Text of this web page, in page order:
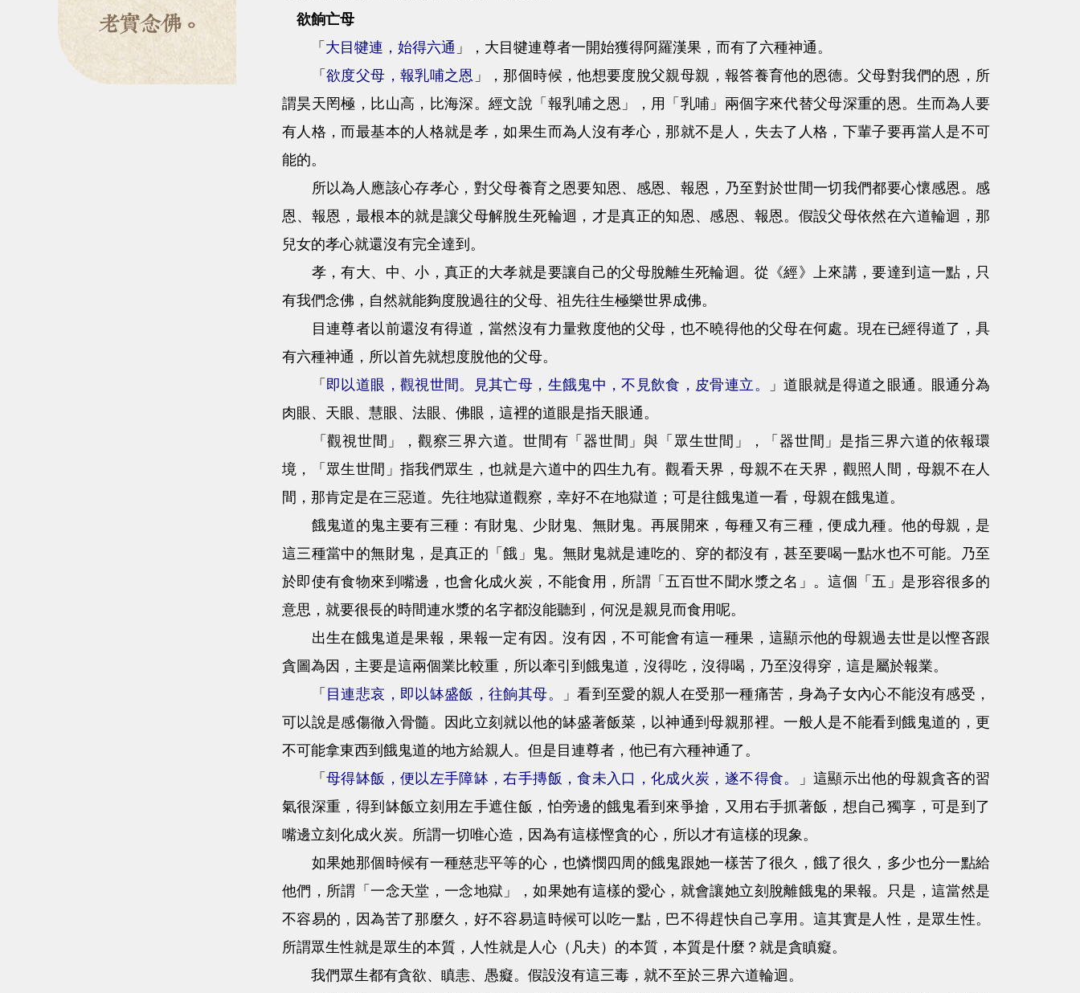
欲餉亡母
「 大目犍連，始得六通 」，大目犍連尊者一開始獲得阿羅漢果，而有了六種神通。
「欲度父母，報乳哺之恩 」，那個時候，他想要度脫父親母親，報答養育他的恩德。父母對我們的恩，所
謂昊天罔極，比山高，比海深。經文說「報乳哺之恩」，用「乳哺」兩個字來代替父母深重的恩。生而為人要
有人格，而最基本的人格就是孝，如果生而為人沒有孝心，那就不是人，失去了人格，下輩子要再當人是不可
能的。
所以為人應該心存孝心，對父母養育之恩要知恩、感恩、報恩，乃至對於世間一切我們都要心懷感恩。感
恩、報恩，最根本的就是讓父母解脫生死輪迴，才是真正的知恩、感恩、報恩。假設父母依然在六道輪迴，那
兒女的孝心就還沒有完全達到。
孝，有大、中、小，真正的大孝就是要讓自己的父母脫離生死輪迴。從《經》上來講，要達到這一點，只
有我們念佛，自然就能夠度脫過往的父母、祖先往生極樂世界成佛。
目連尊者以前還沒有得道，當然沒有力量救度他的父母，也不曉得他的父母在何處。現在已經得道了，具
有六種神通，所以首先就想度脫他的父母。
「 即以道眼，觀視世間。見其亡母，生餓鬼中，不見飲食，皮骨連立。
」道眼就是得道之眼通。眼通分為
肉眼、天眼、慧眼、法眼、佛眼，這裡的道眼是指天眼通。
「觀視世間」，觀察三界六道。世間有「器世間」與「眾生世間」，「器世間」是指三界六道的依報環
境，「眾生世間」指我們眾生，也就是六道中的四生九有。觀看天界，母親不在天界，觀照人間，母親不在人
間，那肯定是在三惡道。先往地獄道觀察，幸好不在地獄道；可是往餓鬼道一看，母親在餓鬼道。
餓鬼道的鬼主要有三種：有財鬼、少財鬼、無財鬼。再展開來，每種又有三種，便成九種。他的母親，是
這三種當中的無財鬼，是真正的「餓」鬼。無財鬼就是連吃的、穿的都沒有，甚至要喝一點水也不可能。乃至
於即使有食物來到嘴邊，也會化成火炭，不能食用，所謂「五百世不聞水漿之名」。這個「五」是形容很多的
意思，就要很長的時間連水漿的名字都沒能聽到，何況是親見而食用呢。
出生在餓鬼道是果報，果報一定有因。沒有因，不可能會有這一種果，這顯示他的母親過去世是以慳吝跟
貪圖為因，主要是這兩個業比較重，所以牽引到餓鬼道，沒得吃，沒得喝，乃至沒得穿，這是屬於報業。
「 目連悲哀，即以缽盛飯，往餉其母。
」看到至愛的親人在受那一種痛苦，身為子女內心不能沒有感受，
可以說是感傷徹入骨髓。因此立刻就以他的缽盛著飯菜，以神通到母親那裡。一般人是不能看到餓鬼道的，更
不可能拿東西到餓鬼道的地方給親人。但是目連尊者，他已有六種神通了。
「母得缽飯，便以左手障缽，右手摶飯，食未入口，化成火炭，遂不得食。
」這顯示出他的母親貪吝的習
氣很深重，得到缽飯立刻用左手遮住飯，怕旁邊的餓鬼看到來爭搶，又用右手抓著飯，想自己獨享，可是到了
嘴邊立刻化成火炭。所謂一切唯心造，因為有這樣慳貪的心，所以才有這樣的現象。
如果她那個時候有一種慈悲平等的心，也憐憫四周的餓鬼跟她一樣苦了很久，餓了很久，多少也分一點給
他們，所謂「一念天堂，一念地獄」，如果她有這樣的愛心，就會讓她立刻脫離餓鬼的果報。只是，這當然是
不容易的，因為苦了那麼久，好不容易這時候可以吃一點，巴不得趕快自己享用。這其實是人性，是眾生性。
所謂眾生性就是眾生的本質，人性就是人心（凡夫）的本質，本質是什麼？就是貪瞋癡。
我們眾生都有貪欲、瞋恚、愚癡。假設沒有這三毒，就不至於三界六道輪迴。